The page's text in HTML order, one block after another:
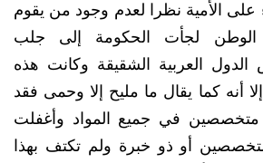
على الأمية نظرا لعدم وجود من يقوم
الوطن لجأت الحكومة إلى جلب
العربية الشقيقة وكانت هذه
أنه كما يقال ما مليح إلا وحمى فقد
في جميع المواد وأغفلت
أو ذو خبرة ولم تكتف بهذا